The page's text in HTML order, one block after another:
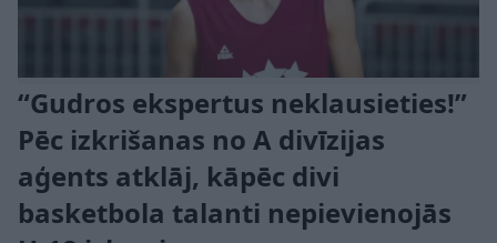
“Gudros ekspertus neklausieties!”
Pēc izkrišanas no A divīzijas
aģents atklāj, kāpēc divi
basketbola talanti nepievienojās